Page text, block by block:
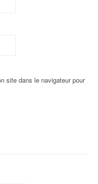
site dans le navigateur pour